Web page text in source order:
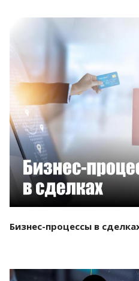
Бизнес-процессы в